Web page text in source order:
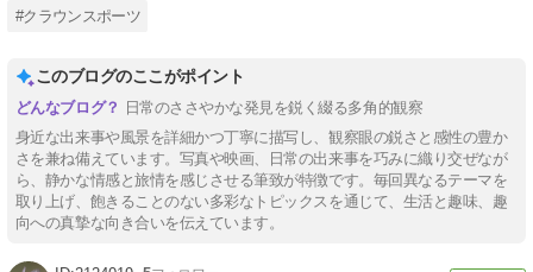
#クラウンスポーツ
このブログのここがポイント
日常のささやかな発見を鋭く綴る多角的観察
身近な出来事や風景を詳細かつ丁寧に描写し、観察眼の鋭さと感性の豊か
さを兼ね備えています。写真や映画、日常の出来事を巧みに織り交ぜなが
ら、静かな情感と旅情を感じさせる筆致が特徴です。毎回異なるテーマを
取り上げ、飽きることのない多彩なトピックスを通じて、生活と趣味、趣
向への真摯な向き合いを伝えています。